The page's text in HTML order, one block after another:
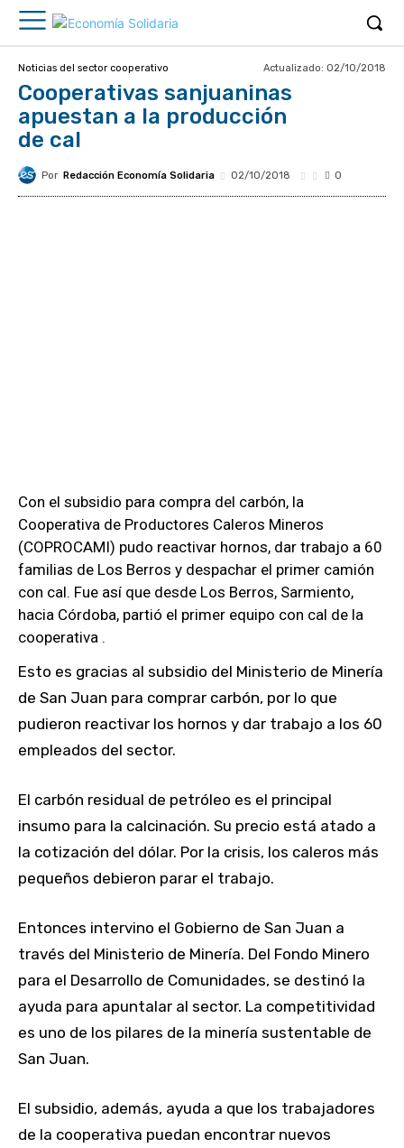
Noticias del sector cooperativo Actualizado: 02/10/2018
Cooperativas sanjuaninas
apuestan a la producción
de cal
Por Redacción Economía Solidaria 02/10/2018 0
Con el subsidio para compra del carbón, la
Cooperativa de Productores Caleros Mineros
(COPROCAMI) pudo reactivar hornos, dar trabajo a 60
familias de Los Berros y despachar el primer camión
con cal. Fue así que desde Los Berros, Sarmiento,
hacia Córdoba, partió el primer equipo con cal de la
cooperativa .
Esto es gracias al subsidio del Ministerio de Minería
de San Juan para comprar carbón, por lo que
pudieron reactivar los hornos y dar trabajo a los 60
empleados del sector.
El carbón residual de petróleo es el principal
insumo para la calcinación. Su precio está atado a
la cotización del dólar. Por la crisis, los caleros más
pequeños debieron parar el trabajo.
Entonces intervino el Gobierno de San Juan a
través del Ministerio de Minería. Del Fondo Minero
para el Desarrollo de Comunidades, se destinó la
ayuda para apuntalar al sector. La competitividad
es uno de los pilares de la minería sustentable de
San Juan.
El subsidio, además, ayuda a que los trabajadores
de la cooperativa puedan encontrar nuevos